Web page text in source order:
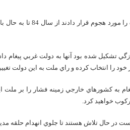
رييس جمهور در ادامه تصريح کرد:
خاطرنشان کرد: زماني که دولت در سال 84 به تازگي تشکيل شده بود آنها
را انتخاب کرده و راي ملت به اين دولت
به کشورهاي خارجي زمينه فشار را بر ملت
خواهيد کرد.
حال تلاش هستند تا جلوي انهدام حلقه